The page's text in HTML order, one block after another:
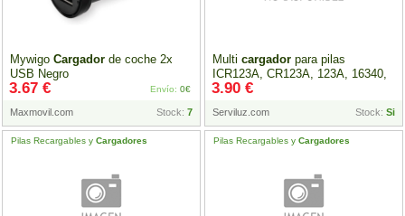
Mywigo Cargador de coche 2x
USB Negro
Maxmovil.com Stock: 7
3.67 € Envío: 0€
Multi cargador para pilas
ICR123A, CR123A, 123A, 16340,
18650,
Serviluz.com Stock: Si
3.90 €
Pilas Recargables y Cargadores Pilas Recargables y Cargadores